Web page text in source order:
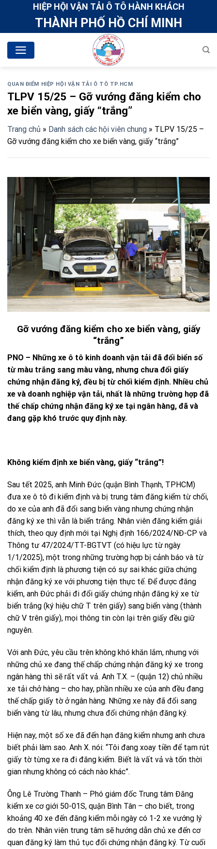
HIỆP HỘI VẬN TẢI Ô TÔ HÀNH KHÁCH
THÀNH PHỐ HỒ CHÍ MINH
QUAN ĐIỂM HIỆP HỘI VẬN TẢI Ô TÔ TP.HCM
TLPV 15/25 – Gỡ vướng đăng kiểm cho
xe biển vàng, giấy “trắng”
Trang chủ » Danh sách các hội viên chung » TLPV 15/25 –
Gỡ vướng đăng kiểm cho xe biển vàng, giấy “trắng”
Gỡ vướng đăng kiểm cho xe biển vàng, giấy
“trắng”
PNO – Những xe ô tô kinh doanh vận tải đã đổi biển số
từ màu trắng sang màu vàng, nhưng chưa đổi giấy
chứng nhận đăng ký, đều bị từ chối kiểm định. Nhiều chủ
xe và doanh nghiệp vận tải, nhất là những trường hợp đã
thế chấp chứng nhận đăng ký xe tại ngân hàng, đã và
đang gặp khó trước quy định này.
Không kiểm định xe biển vàng, giấy “trắng”!
Sau tết 2025, anh Minh Đức (quận Bình Thạnh, TPHCM)
đưa xe ô tô đi kiểm định và bị trung tâm đăng kiểm từ chối,
do xe của anh đã đổi sang biển vàng nhưng chứng nhận
đăng ký xe thì vẫn là biển trắng. Nhân viên đăng kiểm giải
thích, theo quy định mới tại Nghị định 166/2024/NĐ-CP và
Thông tư 47/2024/TT-BGTVT (có hiệu lực từ ngày
1/1/2025), một trong những trường hợp bị cảnh báo và từ
chối kiểm định là phương tiện có sự sai khác giữa chứng
nhận đăng ký xe với phương tiện thực tế. Để được đăng
kiểm, anh Đức phải đi đổi giấy chứng nhận đăng ký xe từ
biển trắng (ký hiệu chữ T trên giấy) sang biển vàng (thành
chữ V trên giấy), mọi thông tin còn lại trên giấy đều giữ
nguyên.
Với anh Đức, yêu cầu trên không khó khăn lắm, nhưng với
những chủ xe đang thế chấp chứng nhận đăng ký xe trong
ngân hàng thì sẽ rất vất vả. Anh T.X. – (quận 12) chủ nhiều
xe tải chở hàng – cho hay, phần nhiều xe của anh đều đang
thế chấp giấy tờ ở ngân hàng. Những xe này đã đổi sang
biển vàng từ lâu, nhưng chưa đổi chứng nhận đăng ký.
Hiện nay, một số xe đã đến hạn đăng kiểm nhưng anh chưa
biết phải làm sao. Anh X. nói: “Tôi đang xoay tiền để tạm rút
giấy tờ từng xe ra đi đăng kiểm. Biết là vất vả và tốn thời
gian nhưng không có cách nào khác”.
Ông Lê Trường Thanh – Phó giám đốc Trung tâm Đăng
kiểm xe cơ giới 50-01S, quận Bình Tân – cho biết, trong
khoảng 40 xe đến đăng kiểm mỗi ngày có 1-2 xe vướng lý
do trên. Nhân viên trung tâm sẽ hướng dẫn chủ xe đến cơ
quan đăng ký làm thủ tục đổi chứng nhận đăng ký. Từ cuối